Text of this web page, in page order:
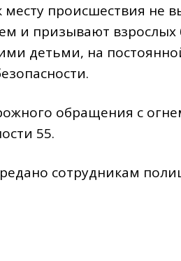
происшествия не
и призывают взрослых
детьми, на
обращения с
55.
сотрудникам